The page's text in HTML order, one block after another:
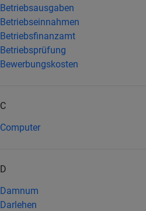
Betriebsausgaben
Betriebseinnahmen
Betriebsfinanzamt
Betriebsprüfung
Bewerbungskosten
C
Computer
D
Damnum
Darlehen